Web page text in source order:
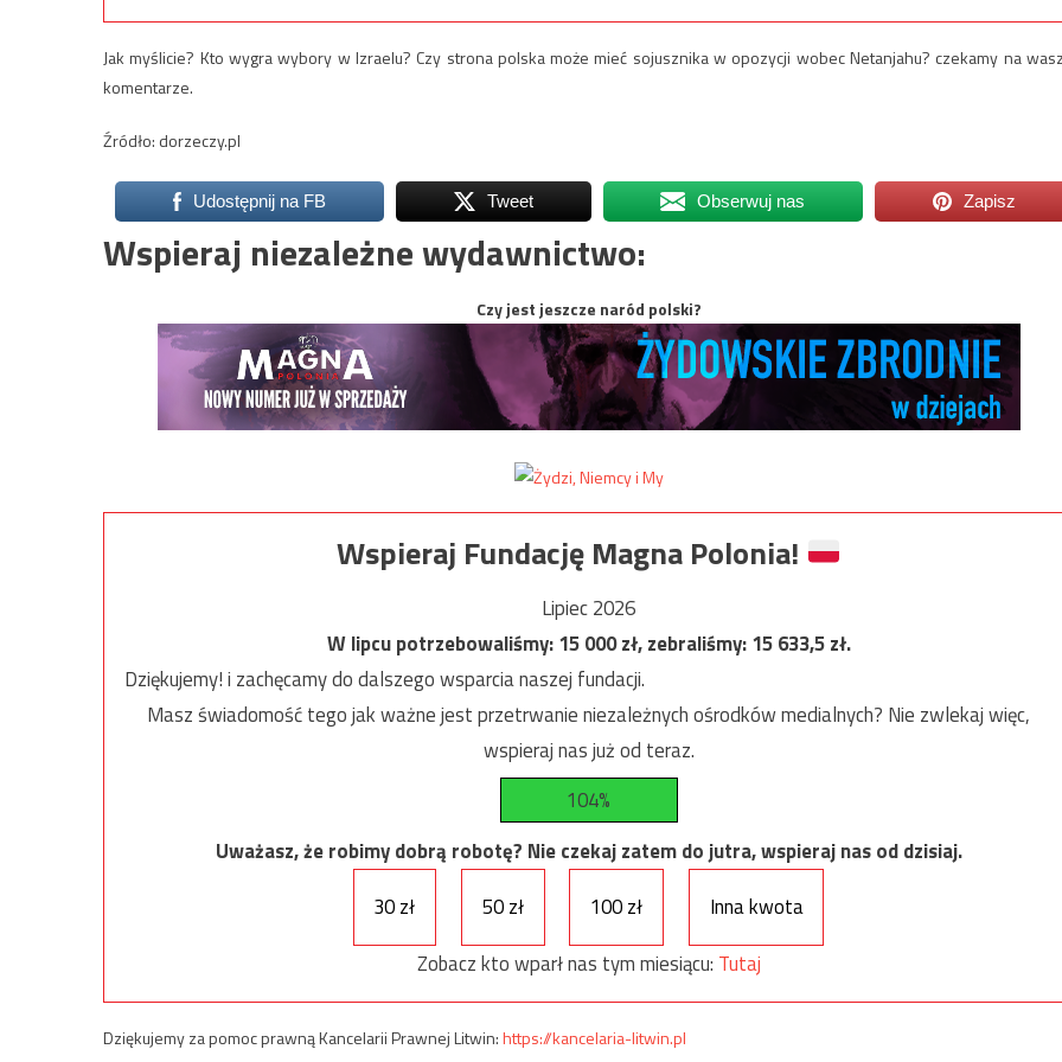
Jak myślicie? Kto wygra wybory w Izraelu? Czy strona polska może mieć sojusznika w opozycji wobec Netanjahu? czekamy na
komentarze.
Źródło: dorzeczy.pl
Udostępnij na FB Tweet Obserwuj nas Zapisz
Wspieraj niezależne wydawnictwo:
Czy jest jeszcze naród polski?
Wspieraj Fundację Magna Polonia!
Lipiec 2026
W lipcu potrzebowaliśmy:15 000zł, zebraliśmy:15 633,5zł.
Dziękujemy! i zachęcamy do dalszego wsparcia naszej fundacji.
Masz świadomość tego jak ważne jest przetrwanie niezależnych ośrodków medialnych? Nie zwlekaj więc,
wspieraj nas już od teraz.
104%
Uważasz, że robimy dobrą robotę? Nie czekaj zatem do jutra, wspieraj nas od dzisiaj.
30 zł
50 zł 100 zł
Inna kwota
Zobacz kto wparł nas tym miesiącu: Tutaj
Dziękujemy za pomoc prawną Kancelarii Prawnej Litwin:https://kancelaria-litwin.pl